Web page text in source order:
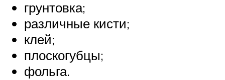
грунтовка;
различные кисти;
клей;
плоскогубцы;
фольга.